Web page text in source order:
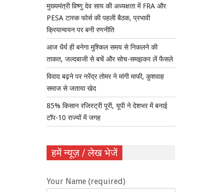
मुख्यमंत्री विष्णु देव साय की अध्यक्षता में FRA और
PESA टास्क फोर्स की पहली बैठक, प्रभावी
क्रियान्वयन पर बनी रणनीति
आज धैर्य ही बनेगा मुश्किल समय से निकलने की
ताकत, जल्दबाजी से बचें और सोच-समझकर लें फैसले
विवाद बढ़ने पर नरेंद्र तोमर ने मांगी माफी, कुशवाह
समाज से जताया खेद
85% किसान रजिस्ट्री पूरी, यूपी ने देशभर में बनाई
टॉप-10 राज्यों में जगह
हमें न्यूज़ / लेख भेजें
Your Name (required)